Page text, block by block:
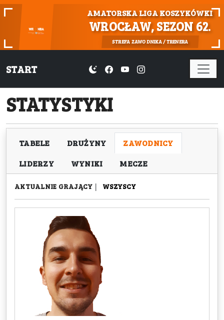
AMATORSKA LIGA KOSZYKÓWKI
WROCŁAW, SEZON 62.
STREFA ZAWODNIKA / TRENERA
START
STATYSTYKI
TABELE DRUŻYNY
ZAWODNICY
LIDERZY
WYNIKI MECZE
AKTUALNIE GRAJĄCY | WSZYSCY